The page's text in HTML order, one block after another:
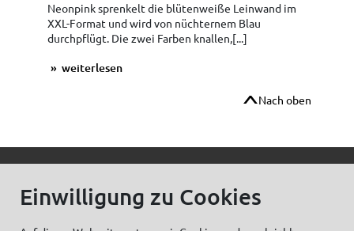
Neonpink sprenkelt die blütenweiße Leinwand im
XXL-Format und wird von nüchternem Blau
durchpflügt. Die zwei Farben knallen,[...]
weiterlesen
Nach oben
Einwilligung zu Cookies